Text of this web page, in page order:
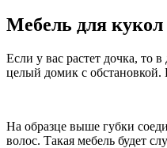
Мебель для кукол
Если у вас растет дочка, то
целый домик с обстановкой.
На образце выше губки
волос. Такая мебель будет